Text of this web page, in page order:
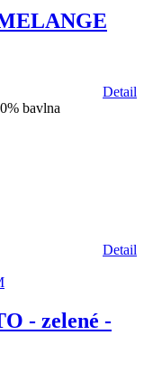
Detail
bavlna
Detail
- zelené -